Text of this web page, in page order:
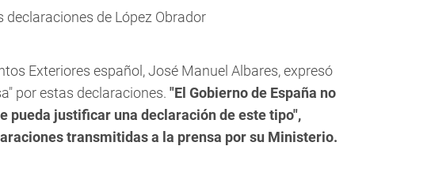
declaraciones de López Obrador
Exteriores español, José Manuel Albares, expresó
por estas declaraciones. "El Gobierno de España no
pueda justificar una declaración de este tipo",
transmitidas a la prensa por su Ministerio.